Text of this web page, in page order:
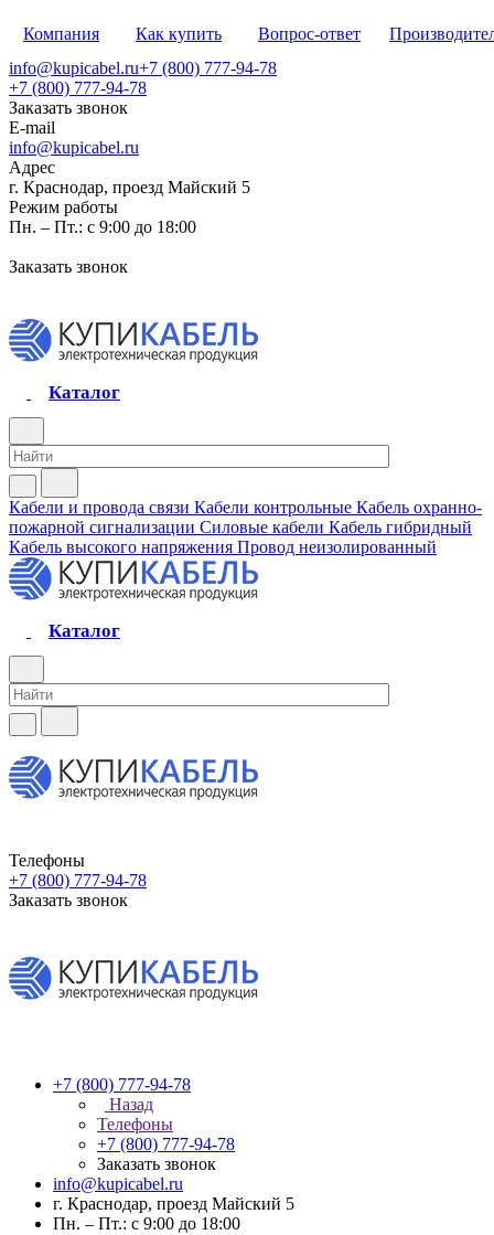
Компания Как купить Вопрос-ответ
info@kupicabel.ru+7 (800) 777-94-78
+7 (800) 777-94-78
Заказать звонок
E-mail
info@kupicabel.ru
Адрес
г. Краснодар, проезд Майский 5
Режим работы
Пн. – Пт.: с 9:00 до 18:00
Заказать звонок
Каталог
Кабели и провода связи Кабели контрольные Кабель охранно-
пожарной сигнализации Силовые кабели Кабель гибридный
Кабель высокого напряжения Провод неизолированный
Каталог
Телефоны
+7 (800) 777-94-78
Заказать звонок
+7 (800) 777-94-78
Назад
Телефоны
+7 (800) 777-94-78
Заказать звонок
info@kupicabel.ru
г. Краснодар, проезд Майский 5
Пн. – Пт.: с 9:00 до 18:00